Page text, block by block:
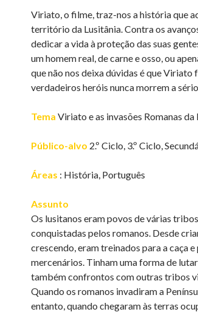
Viriato, o filme, traz-nos a história que
território da Lusitânia. Contra os
dedicar a vida à proteção das suas
um homem real, de carne e osso, ou
que não nos deixa dúvidas é que Viriato
verdadeiros heróis nunca morrem a
Tema Viriato e as invasões Romanas
Público-alvo 2.º Ciclo, 3.º Ciclo,
Áreas : História, Português
Assunto
Os lusitanos eram povos de várias
conquistadas pelos romanos. Desde
crescendo, eram treinados para a caça
mercenários. Tinham uma forma de
também confrontos com outras tribos
Quando os romanos invadiram a
entanto, quando chegaram às terras